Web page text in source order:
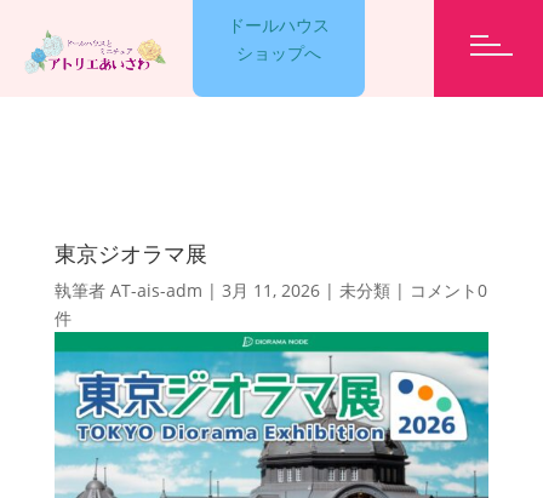
LESSON
EVENT
ET CETERA
ドールハウス
ショップへ
東京ジオラマ展
執筆者 AT-ais-adm | 3月 11, 2026| 未分類| コメント0
件